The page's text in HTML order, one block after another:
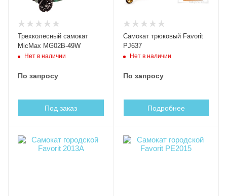
Трехколесный самокат
MicMax MG02B-49W
Нет в наличии
По запросу
Под заказ
Самокат трюковый Favorit
PJ637
Нет в наличии
По запросу
Подробнее